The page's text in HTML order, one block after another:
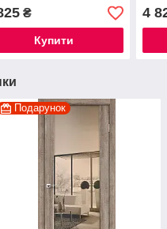
₴
Купити
4
Подарунок